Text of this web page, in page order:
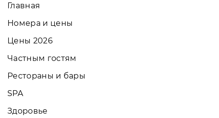
Главная
Номера и цены
Цены 2026
Частным гостям
Рестораны и бары
SPA
Здоровье